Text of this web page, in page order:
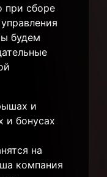
при сборе
будем
и
и бонусах
на
компания